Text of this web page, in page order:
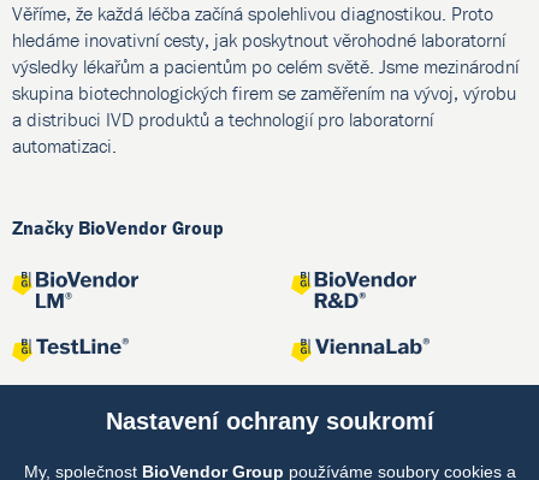
Věříme, že každá léčba začíná spolehlivou diagnostikou. Proto
hledáme inovativní cesty, jak poskytnout věrohodné laboratorní
výsledky lékařům a pacientům po celém světě. Jsme mezinárodní
skupina biotechnologických firem se zaměřením na vývoj, výrobu
a distribuci IVD produktů a technologií pro laboratorní
automatizaci.
Značky BioVendor Group
Nastavení ochrany soukromí
My, společnost BioVendor Group používáme soubory cookies a